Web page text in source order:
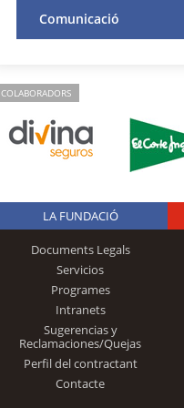
Comunicació
COLABORADORS
LA FUNDACIÓ
Documents Legals
Servicios
Programes
Intranets
Sugerencias y
Reclamaciones/Quejas
Perfil del contractant
Contacte